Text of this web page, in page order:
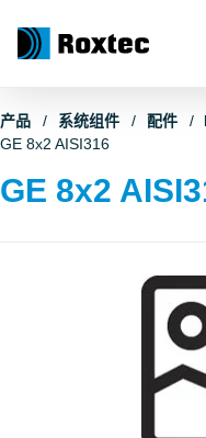
产品 系统组件 配件
GE 8x2 AISI316
GE 8x2